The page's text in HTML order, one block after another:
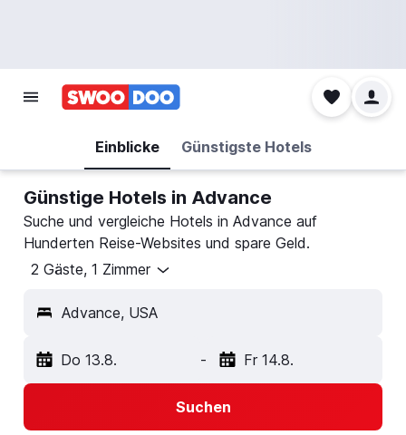
Einblicke Günstigste Hotels
Günstige Hotels in Advance
Suche und vergleiche Hotels in Advance auf
Hunderten Reise-Websites und spare Geld.
2 Gäste, 1 Zimmer
Advance, USA
Do 13.8. - Fr 14.8.
Suchen